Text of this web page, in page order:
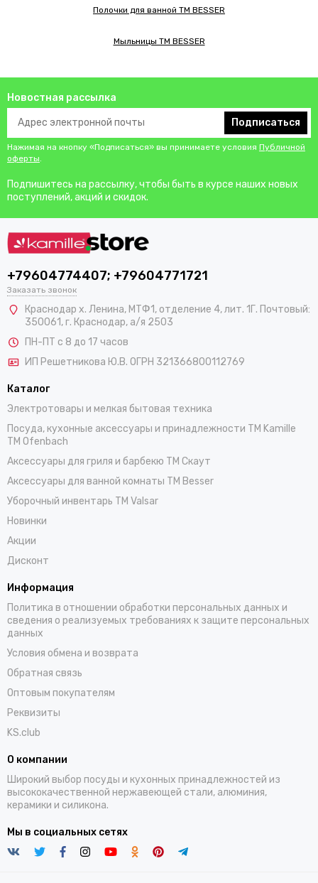
Полочки для ванной TM BESSER
Мыльницы TM BESSER
Новостная рассылка
Подписаться
Нажимая на кнопку «Подписаться» вы принимаете условия Публичной
оферты.
Подпишитесь на рассылку, чтобы быть в курсе наших новых
поступлений, акций и скидок.
+79604774407; +79604771721
Заказать звонок
Краснодар х. Ленина, МТФ1, отделение 4, лит. 1Г. Почтовый:
350061, г. Краснодар, а/я 2503
ПН-ПТ с 8 до 17 часов
ИП Решетникова Ю.В. ОГРН 321366800112769
Каталог
Электротовары и мелкая бытовая техника
Посуда, кухонные аксессуары и принадлежности TM Kamille
TM Ofenbach
Аксессуары для гриля и барбекю TM Скаут
Аксессуары для ванной комнаты TM Besser
Уборочный инвентарь TM Valsar
Новинки
Акции
Дисконт
Информация
Политика в отношении обработки персональных данных и
сведения о реализуемых требованиях к защите персональных
данных
Условия обмена и возврата
Обратная связь
Оптовым покупателям
Реквизиты
KS.club
О компании
Широкий выбор посуды и кухонных принадлежностей из
высококачественной нержавеющей стали, алюминия,
керамики и силикона.
Мы в социальных сетях